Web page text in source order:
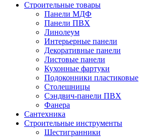
Строительные товары
Панели МДФ
Панели ПВХ
Линолеум
Интерьерные панели
Декоративные панели
Листовые панели
Кухонные фартуки
Подоконники пластиковые
Столешницы
Сэндвич-панели ПВХ
Фанера
Сантехника
Строительные инструменты
Шестигранники